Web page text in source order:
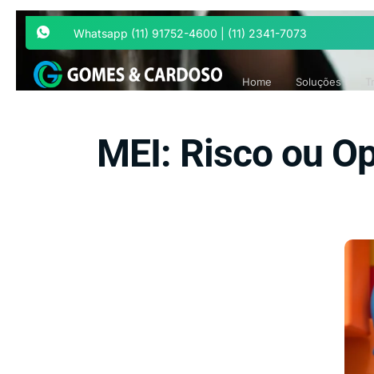
Whatsapp (11) 91752-4600 | (11) 2341-7073
Home Soluções
MEI: Risco ou